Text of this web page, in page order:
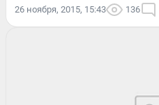
26 ноября, 2015, 15:43 136